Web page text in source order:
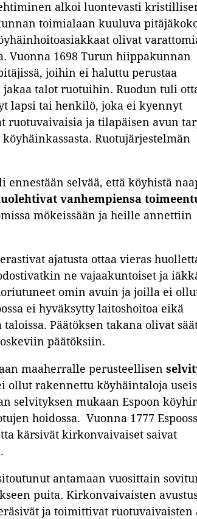
alkoi luontevasti
toimialaan kuuluva
olivat
Vuonna 1698 Turun hiippakunnan
joihin ei haluttu perustaa
talot ruotuihin. Ruodun tuli
lapsi tai henkilö, joka ei kyennyt
ruotuvaivaisia ja tilapäisen avun
Ruotujärjestelmän
ennestään selvää, että köyhistä
vanhempiensa
mökeissään ja heille annettiin
ajatusta ottaa vieras
ne vajaakuntoiset ja
omin avuin ja joilla ei
ei hyväksytty laitoshoitoa eikä
Päätöksen takana olivat
päätöksiin.
maaherralle perusteellisen
ollut rakennettu köyhäintaloja
selvityksen mukaan Espoon
hoidossa. Vuonna 1777
kärsivät kirkonvaivaiset saivat
antamaan vuosittain
puita. Kirkonvaivaisten
ja toimittivat ruotuvaivaisten